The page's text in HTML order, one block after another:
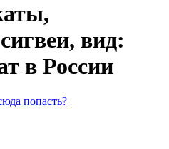
вид:
в России
попасть?